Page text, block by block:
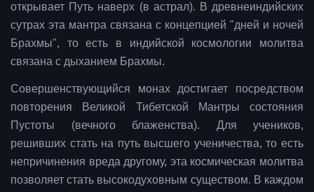
открывает Путь наверх (в астрал). В древнеиндийских
сутрах эта мантра связана с концепцией "дней и ночей
Брахмы", то есть в индийской космологии молитва
связана с дыханием Брахмы.
Совершенствующийся монах достигает посредством
повторения Великой Тибетской Мантры состояния
Пустоты (вечного блаженства). Для учеников,
решивших стать на путь высшего ученичества, то есть
непричинения вреда другому, эта космическая молитва
позволяет стать высокодуховным существом. В каждом